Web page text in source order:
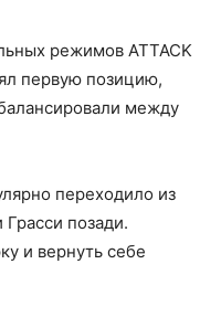
режимов ATTACK
первую позицию,
между
переходило из
позади.
и вернуть себе